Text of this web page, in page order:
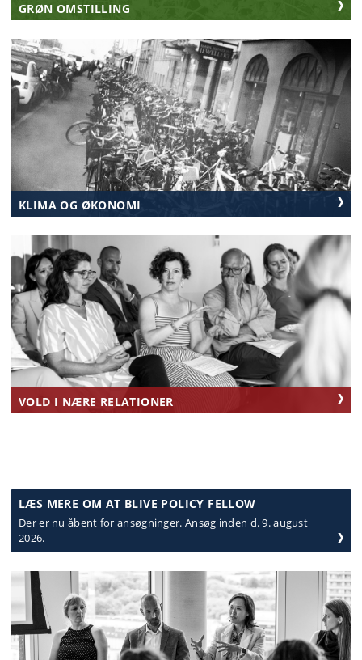
GRØN OMSTILLING
KLIMA OG ØKONOMI
VOLD I NÆRE RELATIONER
LÆS MERE OM AT BLIVE POLICY FELLOW
Der er nu åbent for ansøgninger. Ansøg inden d. 9. august
2026.